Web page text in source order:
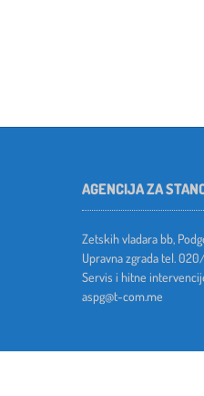
AGENCIJA ZA
Zetskih vladara bb,
Upravna zgrada tel.
Servis i hitne
aspg@t-com.me